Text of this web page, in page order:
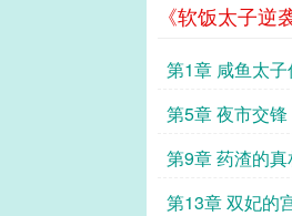
《软饭太子
第1章 咸鱼太
妃提剑上门
第5章 夜市交锋
第9章 药渣的真
第13章 双妃的